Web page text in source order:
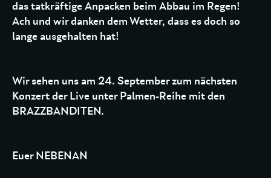
das tatkräftige Anpacken beim Abbau im Regen!
Ach und wir danken dem Wetter, dass es doch so
lange ausgehalten hat!
Wir sehen uns am 24. September zum nächsten
Konzert der Live unter Palmen-Reihe mit den
BRAZZBANDITEN.
Euer NEBENAN